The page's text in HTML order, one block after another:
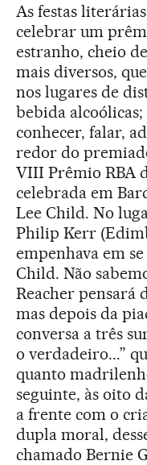
As festas
celebrar um
estranho, cheio
mais diversos,
nos lugares de
bebida
conhecer, falar,
redor do
VIII Prêmio RBA
celebrada em
Lee Child. No
Philip Kerr
empenhava em
Child. Não
Reacher pensará
mas depois da
conversa a três
o verdadeiro...”
quanto
seguinte, às oito
a frente com o
dupla moral,
chamado Bernie